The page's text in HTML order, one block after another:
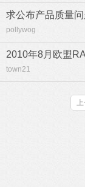
求公布产品质量
pollywog
2010年8月欧盟
town21